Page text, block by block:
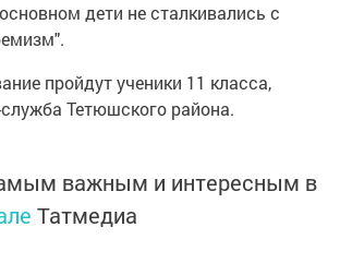
дети не сталкивались с
пройдут ученики 11 класса,
Тетюшского района.
важным и интересным в
Татмедиа